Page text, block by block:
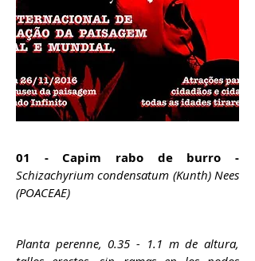
01 - Capim rabo de burro -
Schizachyrium condensatum (Kunth) Nees
(POACEAE)
Planta perenne, 0.35 - 1.1 m de altura,